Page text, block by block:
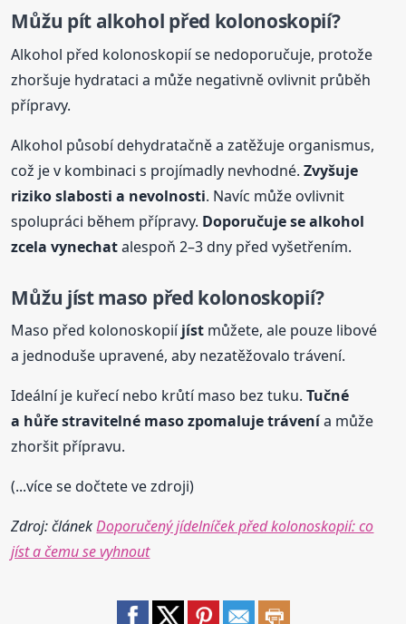
Můžu pít alkohol před kolonoskopií?
Alkohol před kolonoskopií se nedoporučuje, protože
zhoršuje hydrataci a může negativně ovlivnit průběh
přípravy.
Alkohol působí dehydratačně a zatěžuje organismus,
což je v kombinaci s projímadly nevhodné.Zvyšuje
riziko slabosti a nevolnosti. Navíc může ovlivnit
spolupráci během přípravy. Doporučuje se alkohol
zcela vynechatalespoň 2–3 dny před vyšetřením.
Můžu jístmaso před kolonoskopií?
Maso před kolonoskopiíjíst můžete, ale pouze libové
a jednoduše upravené, aby nezatěžovalo trávení.
Ideální je kuřecí nebo krůtí maso bez tuku.Tučné
a hůře stravitelné maso zpomaluje trávenía může
zhoršit přípravu.
(...více se dočtete ve zdroji)
Zdroj: článekDoporučený jídelníček před kolonoskopií: co
jíst a čemu se vyhnout